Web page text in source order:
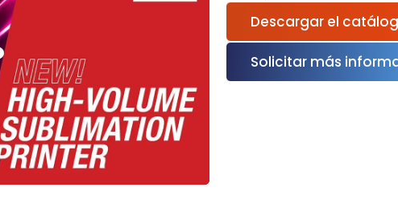
Descargar el
Solicitar más